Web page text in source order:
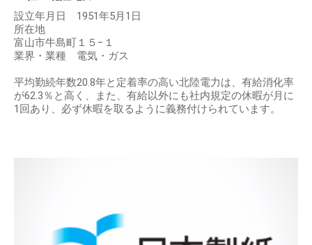
設立年月日 1951年5月1日
所在地
富山市牛島町１５−１
業界・業種 電気・ガス
平均勤続年数20.8年と定着率の高い北陸電力は、有給消化率
が62.3％と高く、また、有給以外にも社内規定の休暇が月に
1回あり、必ず休暇を取るように義務付けられています。